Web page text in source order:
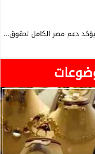
دعم مصر الكامل لحقوق...